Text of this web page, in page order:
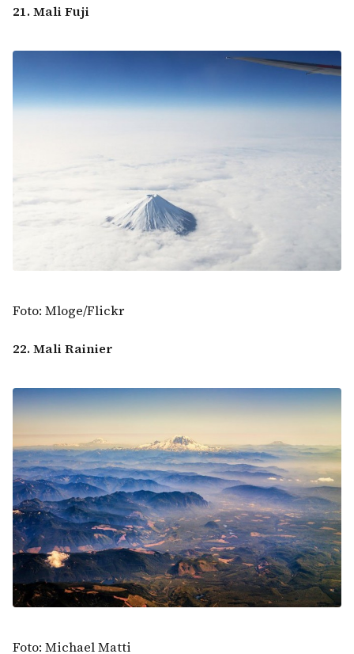
21. Mali Fuji
Foto: Mloge/Flickr
22. Mali Rainier
Foto: Michael Matti